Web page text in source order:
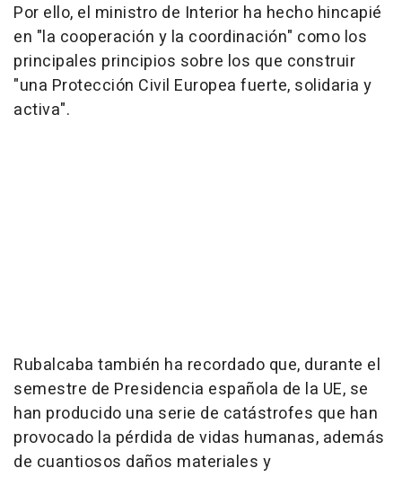
Por ello, el ministro de Interior ha hecho hincapié
en "la cooperación y la coordinación" como los
principales principios sobre los que construir
"una Protección Civil Europea fuerte, solidaria y
activa".
Rubalcaba también ha recordado que, durante el
semestre de Presidencia española de la UE, se
han producido una serie de catástrofes que han
provocado la pérdida de vidas humanas, además
de cuantiosos daños materiales y